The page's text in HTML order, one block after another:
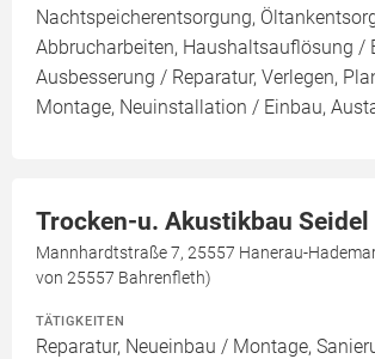
Nachtspeicherentsorgung,
Abbrucharbeiten, Haushaltsauflösung /
Ausbesserung / Reparatur, Verlegen,
Montage, Neuinstallation / Einbau,
Trocken-u. Akustikbau Seidel
Mannhardtstraße 7, 25557 Hanerau-
von 25557 Bahrenfleth)
TÄTIGKEITEN
Reparatur, Neueinbau / Montage,